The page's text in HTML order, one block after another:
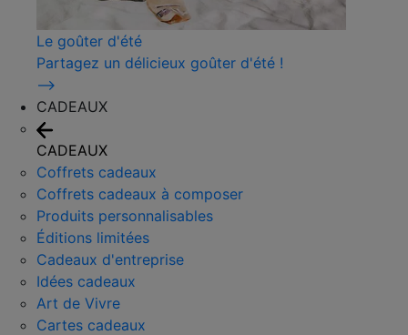
Le goûter d'été
Partagez un délicieux goûter d'été !
⟶
CADEAUX
CADEAUX
Coffrets cadeaux
Coffrets cadeaux à composer
Produits personnalisables
Éditions limitées
Cadeaux d'entreprise
Idées cadeaux
Art de Vivre
Cartes cadeaux